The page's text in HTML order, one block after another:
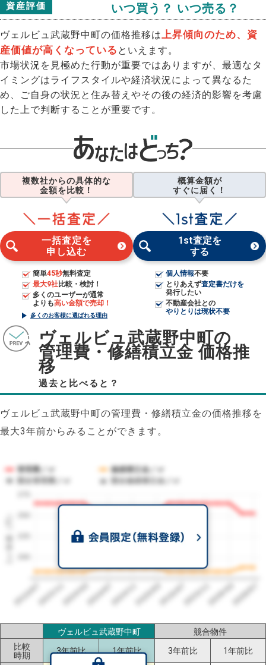
資産評価 いつ買う？ いつ売る？
ヴェルビュ武蔵野中町の価格推移は上昇傾向のため、資
産価値が高くなっている といえます。
市場状況を見極めた行動が重要ではありますが、最適なタ
イミングはライフスタイルや経済状況によって異なるた
め、ご自身の状況と住み替えやその後の経済的影響を考慮
した上で判断することが重要です。
複数社からの具体的な
金額を比較！
一括査定を
申し込む
簡単45秒無料査定
最大9社比較・検討！
多くのユーザーが通常
よりも高い金額で売却！
多くのお客様に選ばれる理由
概算金額が
すぐに届く！
1st査定を
する
個人情報不要
とりあえず査定書だけを
発行したい
不動産会社との
やりとりは現状不要
ヴェルビュ武蔵野中町の
管理費・修繕積立金 価格推
移
過去と比べると？
ヴェルビュ武蔵野中町の管理費・修繕積立金の価格推移を
最大3年前からみることができます。
1㎡単価（円）
管理費／㎡
修繕積立金／㎡
2023/072023/112024/032024/072024/112025/032025/072025/112026/032026/07
ヴェルビュ武蔵野中町
競合物件
比較
時期
3年前比 1年前比 3年前比 1年前比